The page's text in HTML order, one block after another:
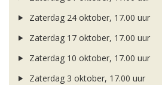
Zaterdag 24 oktober, 17.00 uur
Zaterdag 17 oktober, 17.00 uur
Zaterdag 10 oktober, 17.00 uur
Zaterdag 3 oktober, 17.00 uur